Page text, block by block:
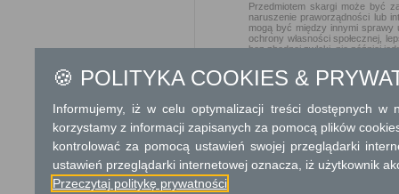
Przedmiotem skargi może być
naruszenie praworządności lub
mogą być między innymi sprawy
ochrony własności społecznej,
bez zbędnej zwłoki, nie później
Podstawa prawna
Ustawa z dnia 14
Ustawa z dnia 6
Ochrona danych osobowych
🍪 POLITYKA COOKIES &
Informujemy, iż w celu optymalizacji treści dostępnych w
korzystamy z informacji zapisanych za pomocą plików
kontrolować za pomocą ustawień swojej przeglądarki
ustawień przeglądarki internetowej oznacza, iż użytkownik
Przeczytaj politykę prywatności